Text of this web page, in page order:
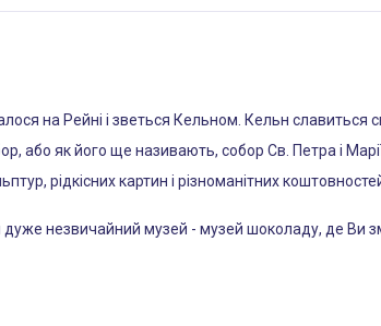
на Рейні і зветься Кельном. Кельн славиться
або як його ще називають, собор Св. Петра і
рідкісних картин і різноманітних
незвичайний музей - музей шоколаду, де Ви